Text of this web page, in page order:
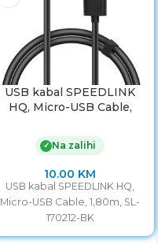
USB kabal SPEEDLINK
HQ, Micro-USB Cable,
✓ Na zalihi
10.00 KM
USB kabal SPEEDLINK HQ,
Micro-USB Cable, 1,80m, SL-
170212-BK